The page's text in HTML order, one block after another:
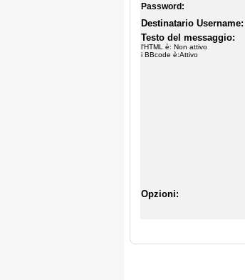
Password:
Destinatario Username:
Testo del messaggio:
l'HTML è: Non attivo
i BBcode è:Attivo
Opzioni: